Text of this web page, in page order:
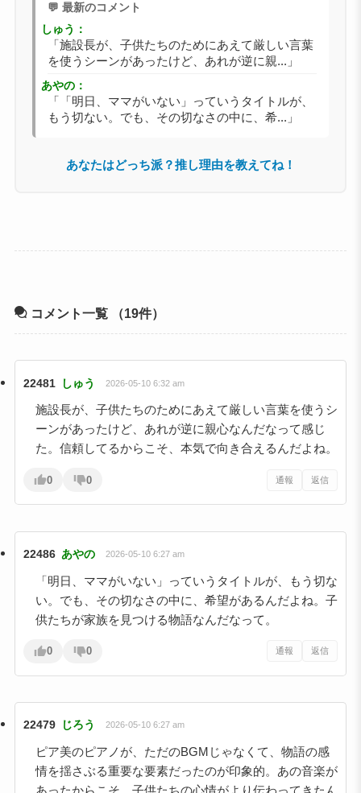
💬 最新のコメント
しゅう：
「施設長が、子供たちのためにあえて厳しい言葉
を使うシーンがあったけど、あれが逆に親...」
あやの：
「「明日、ママがいない」っていうタイトルが、
もう切ない。でも、その切なさの中に、希...」
あなたはどっち派？推し理由を教えてね！
コメント一覧 （19件）
22481 しゅう 2026-05-10 6:32 am
施設長が、子供たちのためにあえて厳しい言葉を使うシ
ーンがあったけど、あれが逆に親心なんだなって感じ
た。信頼してるからこそ、本気で向き合えるんだよね。
0 0 通報 返信
22486 あやの 2026-05-10 6:27 am
「明日、ママがいない」っていうタイトルが、もう切な
い。でも、その切なさの中に、希望があるんだよね。子
供たちが家族を見つける物語なんだなって。
0 0 通報 返信
22479 じろう 2026-05-10 6:27 am
ピア美のピアノが、ただのBGMじゃなくて、物語の感
情を揺さぶる重要な要素だったのが印象的。あの音楽が
あったからこそ、子供たちの心情がより伝わってきたん